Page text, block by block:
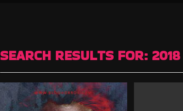
SEARCH RESULTS FOR: 2018